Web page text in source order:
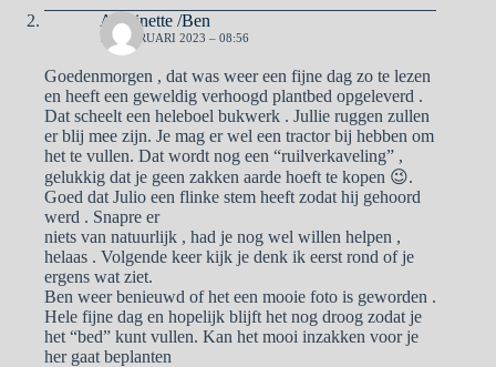
Antoinette /Ben
13 FEBRUARI 2023 – 08:56
Goedenmorgen , dat was weer een fijne dag zo te lezen
en heeft een geweldig verhoogd plantbed opgeleverd .
Dat scheelt een heleboel bukwerk . Jullie ruggen zullen
er blij mee zijn. Je mag er wel een tractor bij hebben om
het te vullen. Dat wordt nog een “ruilverkaveling” ,
gelukkig dat je geen zakken aarde hoeft te kopen 😉.
Goed dat Julio een flinke stem heeft zodat hij gehoord
werd . Snapre er
niets van natuurlijk , had je nog wel willen helpen ,
helaas . Volgende keer kijk je denk ik eerst rond of je
ergens wat ziet.
Ben weer benieuwd of het een mooie foto is geworden .
Hele fijne dag en hopelijk blijft het nog droog zodat je
het “bed” kunt vullen. Kan het mooi inzakken voor je
her gaat beplanten